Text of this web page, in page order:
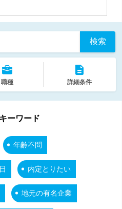
検索
職種 詳細条件
ーワード
年齢不問
内定とりたい
地元の有名企業